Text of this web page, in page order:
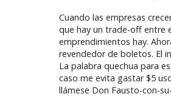
Cuando las empresas
que hay un trade-off entre
emprendimientos hay.
revendedor de boletos. El
La palabra quechua para
caso me evita gastar $5
llámese Don Fausto-con-